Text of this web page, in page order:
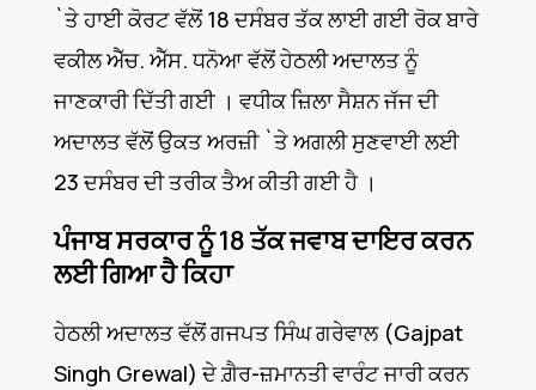
`ਤੇ ਹਾਈ ਕੋਰਟ ਵੱਲੋਂ 18 ਦਸੰਬਰ ਤੱਕ ਲਾਈ ਗਈ ਰੋਕ ਬਾਰੇ
ਵਕੀਲ ਐੱਚ. ਐੱਸ. ਧਨੋਆ ਵੱਲੋਂ ਹੇਠਲੀ ਅਦਾਲਤ ਨੂੰ
ਜਾਣਕਾਰੀ ਦਿੱਤੀ ਗਈ । ਵਧੀਕ ਜ਼ਿਲਾ ਸੈਸ਼ਨ ਜੱਜ ਦੀ
ਅਦਾਲਤ ਵੱਲੋਂ ਉਕਤ ਅਰਜ਼ੀ `ਤੇ ਅਗਲੀ ਸੁਣਵਾਈ ਲਈ
23 ਦਸੰਬਰ ਦੀ ਤਰੀਕ ਤੈਅ ਕੀਤੀ ਗਈ ਹੈ ।
ਪੰਜਾਬ ਸਰਕਾਰ ਨੂੰ 18 ਤੱਕ ਜਵਾਬ ਦਾਇਰ ਕਰਨ
ਲਈ ਗਿਆ ਹੈ ਕਿਹਾ
ਹੇਠਲੀ ਅਦਾਲਤ ਵੱਲੋਂ ਗਜਪਤ ਸਿੰਘ ਗਰੇਵਾਲ (Gajpat
Singh Grewal) ਦੇ ਗ਼ੈਰ-ਜ਼ਮਾਨਤੀ ਵਾਰੰਟ ਜਾਰੀ ਕਰਨ